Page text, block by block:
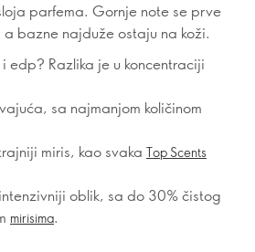
parfema. Gornje note se prve
bazne najduže ostaju na koži.
edp? Razlika je u koncentraciji
sa najmanjom količinom
miris, kao svaka Top Scents
oblik, sa do 30% čistog
mirisima.